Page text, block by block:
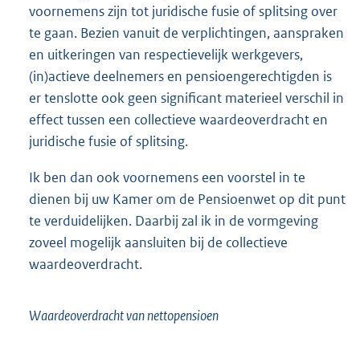
voornemens zijn tot juridische fusie of splitsing over
te gaan. Bezien vanuit de verplichtingen, aanspraken
en uitkeringen van respectievelijk werkgevers,
(in)actieve deelnemers en pensioengerechtigden is
er tenslotte ook geen significant materieel verschil in
effect tussen een collectieve waardeoverdracht en
juridische fusie of splitsing.
Ik ben dan ook voornemens een voorstel in te
dienen bij uw Kamer om de Pensioenwet op dit punt
te verduidelijken. Daarbij zal ik in de vormgeving
zoveel mogelijk aansluiten bij de collectieve
waardeoverdracht.
Waardeoverdracht van nettopensioen